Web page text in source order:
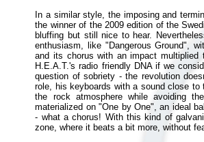
In a similar style, the imposing and
the winner of the 2009 edition of the
bluffing but still nice to hear.
enthusiasm, like "Dangerous Ground",
and its chorus with an impact
H.E.A.T.'s radio friendly DNA if we
question of sobriety - the revolution
role, his keyboards with a sound close
the rock atmosphere while avoiding
materialized on "One by One", an ideal
- what a chorus! With this kind of
zone, where it beats a bit more, without